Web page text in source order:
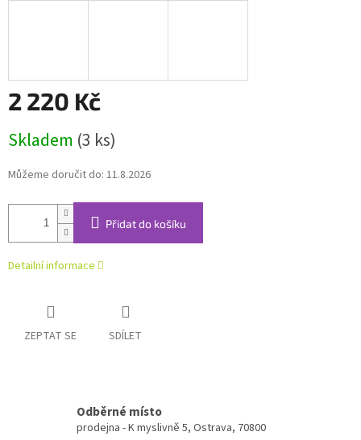
2 220 Kč
cena:
Skladem (3 ks)
Můžeme doručit do: 11.8.2026
Přidat do košíku
Detailní informace
ZEPTAT SE SDÍLET
Odběrné místo
prodejna - K myslivně 5, Ostrava, 70800